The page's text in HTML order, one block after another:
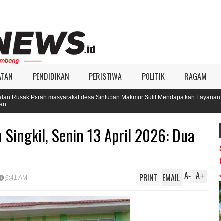
PENDIDIKAN PERISTIWA POLITIK RAGAM
desa Sintuban Makmur Sulit Mendapatkan Layanan
KIP
Singkil, Senin 13 April 2026: Dua
6:41 AM A+
A-
PRINT EMAIL